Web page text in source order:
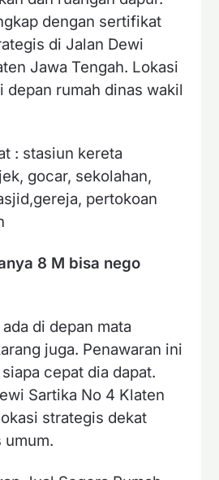
dengan sertifikat
di Jalan Dewi
Jawa Tengah. Lokasi
depan rumah dinas wakil
: stasiun kereta
gocar, sekolahan,
pertokoan
8 M bisa nego
di depan mata
juga. Penawaran ini
cepat dia dapat.
Sartika No 4 Klaten
strategis dekat
umum.